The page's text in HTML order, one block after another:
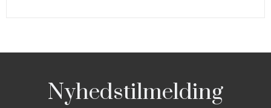
Nyhedstilmelding